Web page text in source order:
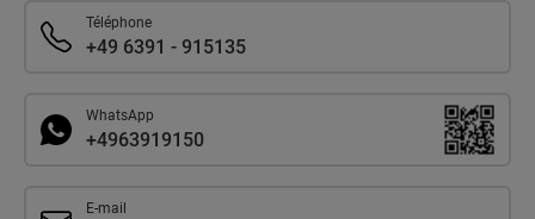
Téléphone
+49 6391 - 915135
WhatsApp
+4963919150
E-mail